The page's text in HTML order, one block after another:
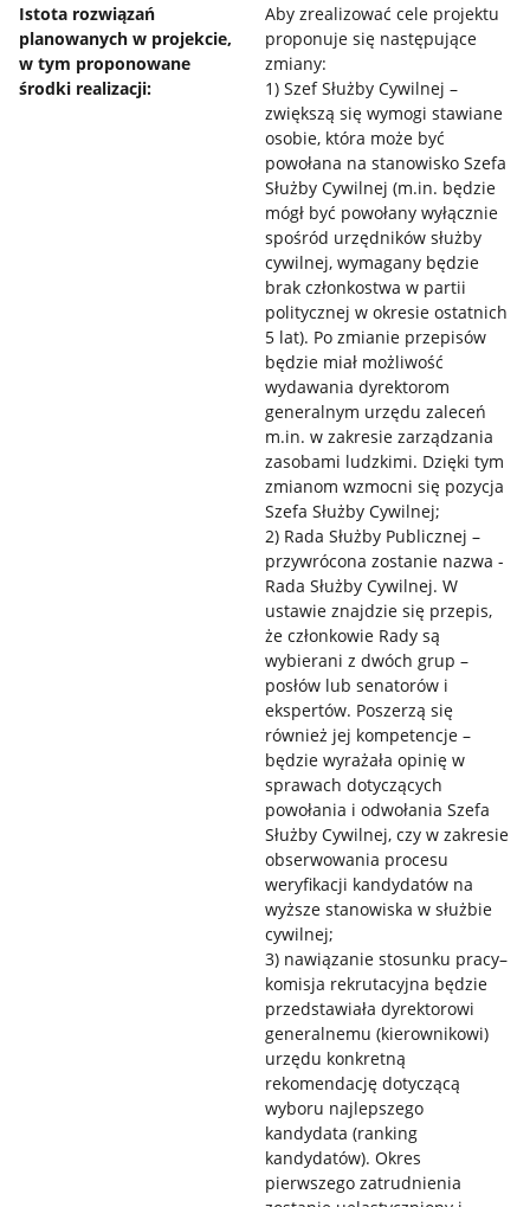
Istota rozwiązań
planowanych w projekcie,
w tym proponowane
środki realizacji:
Aby zrealizować cele projektu
proponuje się następujące
zmiany:
1) Szef Służby Cywilnej –
zwiększą się wymogi stawiane
osobie, która może być
powołana na stanowisko Szefa
Służby Cywilnej (m.in. będzie
mógł być powołany wyłącznie
spośród urzędników służby
cywilnej, wymagany będzie
brak członkostwa w partii
politycznej w okresie ostatnich
5 lat). Po zmianie przepisów
będzie miał możliwość
wydawania dyrektorom
generalnym urzędu zaleceń
m.in. w zakresie zarządzania
zasobami ludzkimi. Dzięki tym
zmianom wzmocni się pozycja
Szefa Służby Cywilnej;
2) Rada Służby Publicznej –
przywrócona zostanie nazwa -
Rada Służby Cywilnej. W
ustawie znajdzie się przepis,
że członkowie Rady są
wybierani z dwóch grup –
posłów lub senatorów i
ekspertów. Poszerzą się
również jej kompetencje –
będzie wyrażała opinię w
sprawach dotyczących
powołania i odwołania Szefa
Służby Cywilnej, czy w zakresie
obserwowania procesu
weryfikacji kandydatów na
wyższe stanowiska w służbie
cywilnej;
3) nawiązanie stosunku pracy–
komisja rekrutacyjna będzie
przedstawiała dyrektorowi
generalnemu (kierownikowi)
urzędu konkretną
rekomendację dotyczącą
wyboru najlepszego
kandydata (ranking
kandydatów). Okres
pierwszego zatrudnienia